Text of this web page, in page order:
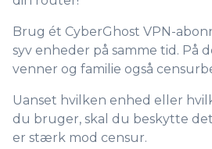
Brug ét CyberGhost VPN-
syv enheder på samme tid. På
venner og familie også
Uanset hvilken enhed eller
du bruger, skal du beskytte
er stærk mod censur.